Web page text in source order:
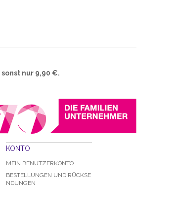
sonst nur 9,90 €.
KONTO
MEIN BENUTZERKONTO
BESTELLUNGEN UND RÜCKSE
NDUNGEN